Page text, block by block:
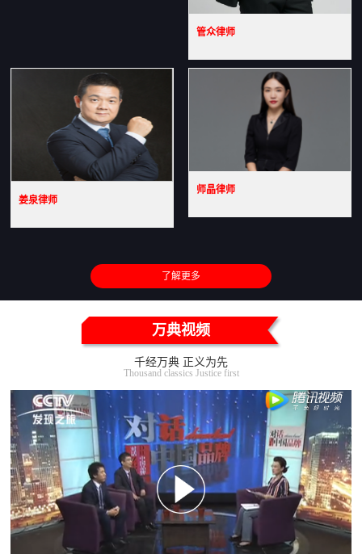
管众律师
姜泉律师
师晶律师
了解更多
万典视频
千经万典 正义为先
Thousand classics Justice first